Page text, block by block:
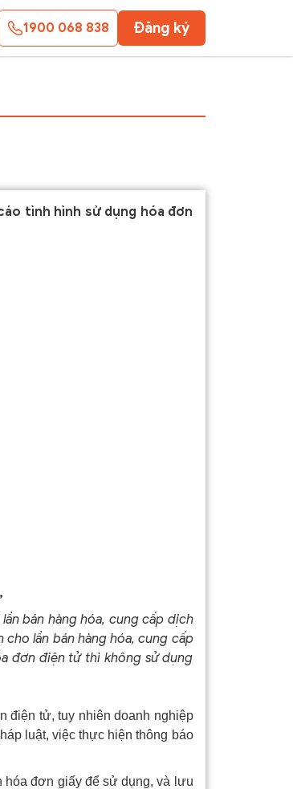
1900 068 838 Đăng ký
tình hình sử dụng hóa đơn
bán hàng hóa, cung cấp dịch
lần bán hàng hóa, cung cấp
đơn điện tử thì không sử dụng
điện tử, tuy nhiên doanh nghiệp
luật, việc thực hiện thông báo
hóa đơn giấy để sử dụng, và lưu